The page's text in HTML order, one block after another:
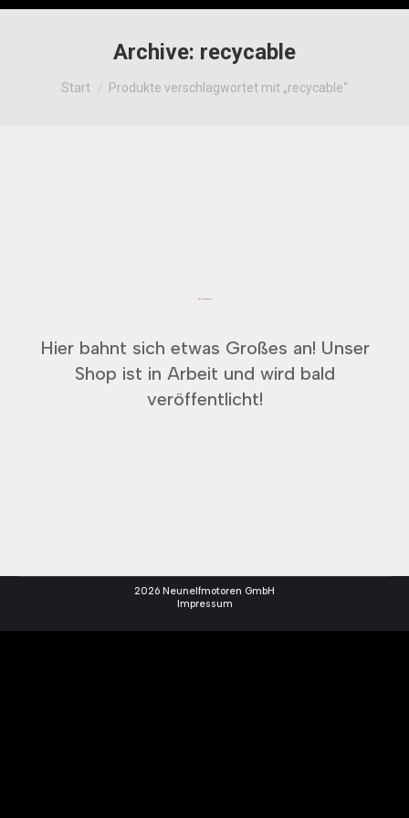
Archive: recycable
Sie befinden sich hier:
Start Produkte verschlagwortet mit „recycable“
Hier bahnt sich etwas Großes an! Unser
Shop ist in Arbeit und wird bald
veröffentlicht!
2026 Neunelfmotoren GmbH
Impressum